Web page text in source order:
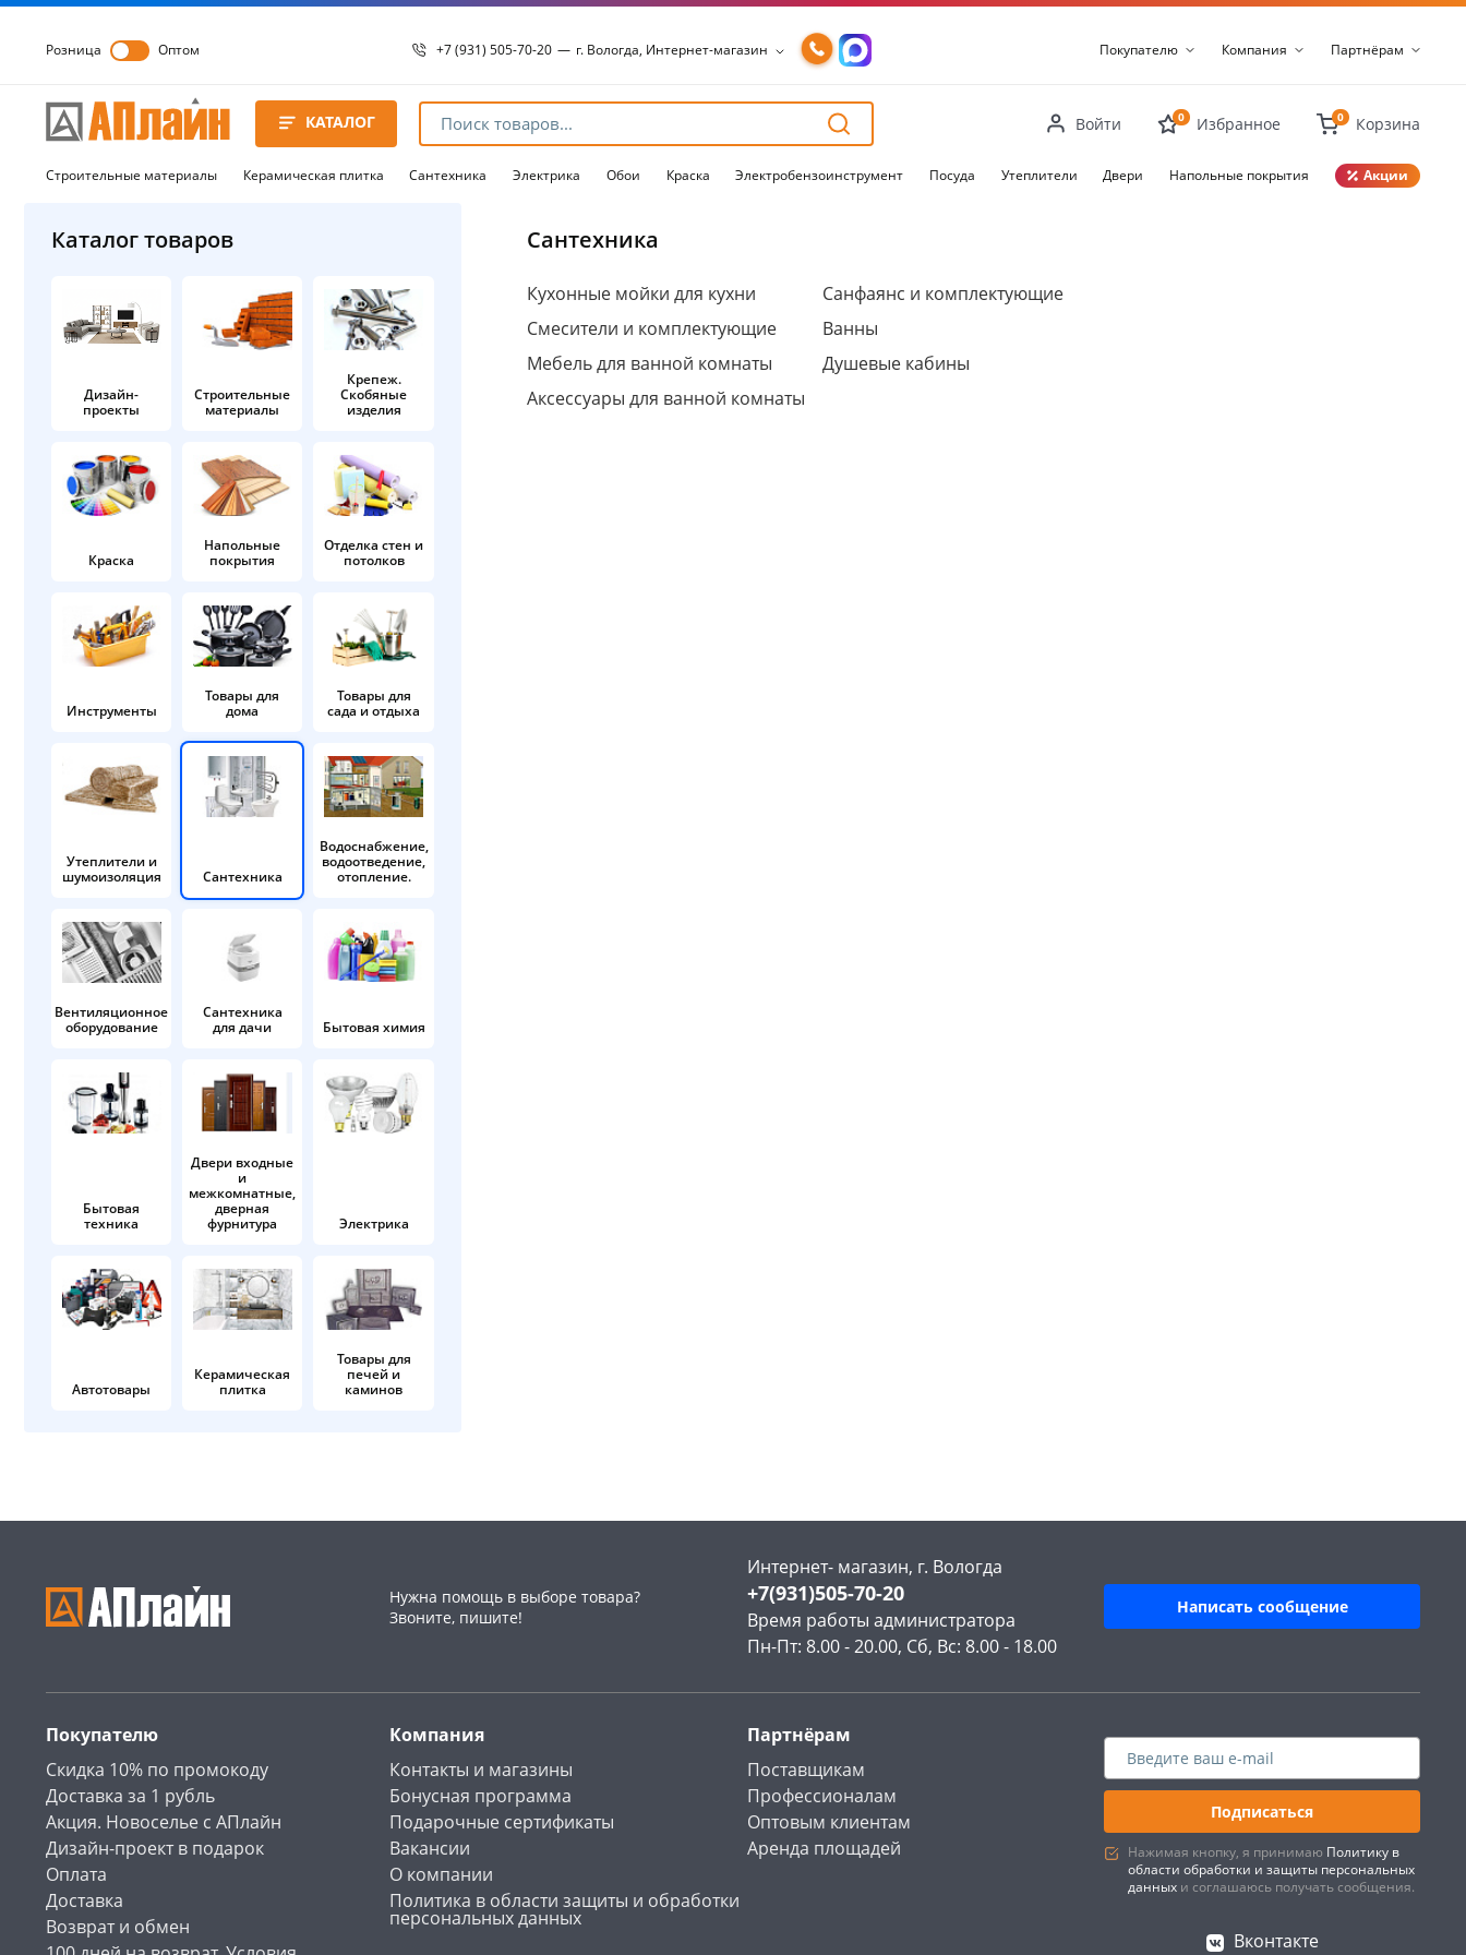
Розница Оптом +7 (931) 505-70-20 — г. Вологда, Интернет-магазин
8 8172 54-15-98
8 8172 54-15-96
г. Вологда, Пошехонское ш., 18
Покупателю Компания Партнёрам
КАТАЛОГ Войти 0 Избранное 0 Корзина
Строительные материалы Керамическая плитка Сантехника Электрика Обои Краска Электробензоинструмент Посуда Утеплители Двери Напольные покрытия Акции
Каталог товаров
Дизайн-
проекты
Строительные
материалы
Крепеж.
Скобяные
изделия
Краска
Напольные
покрытия
Отделка стен и
потолков
Инструменты
Товары для
дома
Товары для
сада и отдыха
Утеплители и
шумоизоляция
Сантехника
Водоснабжение,
водоотведение,
отопление.
Вентиляционное
оборудование
Сантехника
для дачи
Бытовая химия
Бытовая
техника
Двери входные
и
межкомнатные,
дверная
фурнитура
Электрика
Автотовары
Керамическая
плитка
Товары для
печей и
каминов
Сантехника
Кухонные мойки для кухни
Смесители и комплектующие
Мебель для ванной комнаты
Аксессуары для ванной комнаты
Санфаянс и комплектующие
Ванны
Душевые кабины
Нужна помощь в выборе товара?
Звоните, пишите!
Интернет- магазин, г. Вологда
+7(931)505-70-20
Время работы администратора
Пн-Пт: 8.00 - 20.00, Сб, Вс: 8.00 - 18.00
Написать сообщение
Покупателю
Скидка 10% по промокоду
Доставка за 1 рубль
Акция. Новоселье с АПлайн
Дизайн-проект в подарок
Оплата
Доставка
Возврат и обмен
Компания
Контакты и магазины
Бонусная программа
Подарочные сертификаты
Вакансии
О компании
Политика в области защиты и обработки
персональных данных
Партнёрам
Поставщикам
Профессионалам
Оптовым клиентам
Аренда площадей
Подписаться
Нажимая кнопку, я принимаю Политику в
области обработки и защиты персональных
данных и соглашаюсь получать сообщения.
Вконтакте
Для клиентов всех банков
Разбейтеоплату
на части без переплат
раз в 2 недели